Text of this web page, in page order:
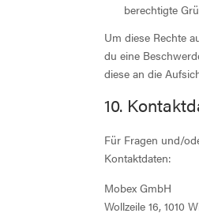
berechtigte
Um diese Rechte
du eine
diese an die
10.
Für Fragen und/
Kontaktdaten:
Mobex GmbH
Wollzeile 16, 1010